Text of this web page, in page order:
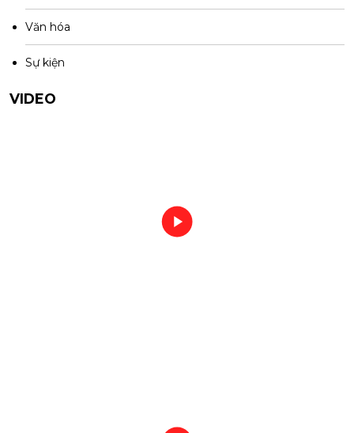
Văn hóa
Sự kiện
VIDEO